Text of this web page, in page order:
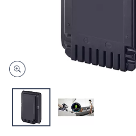
links
bzw.
diese
anzuzeigen.